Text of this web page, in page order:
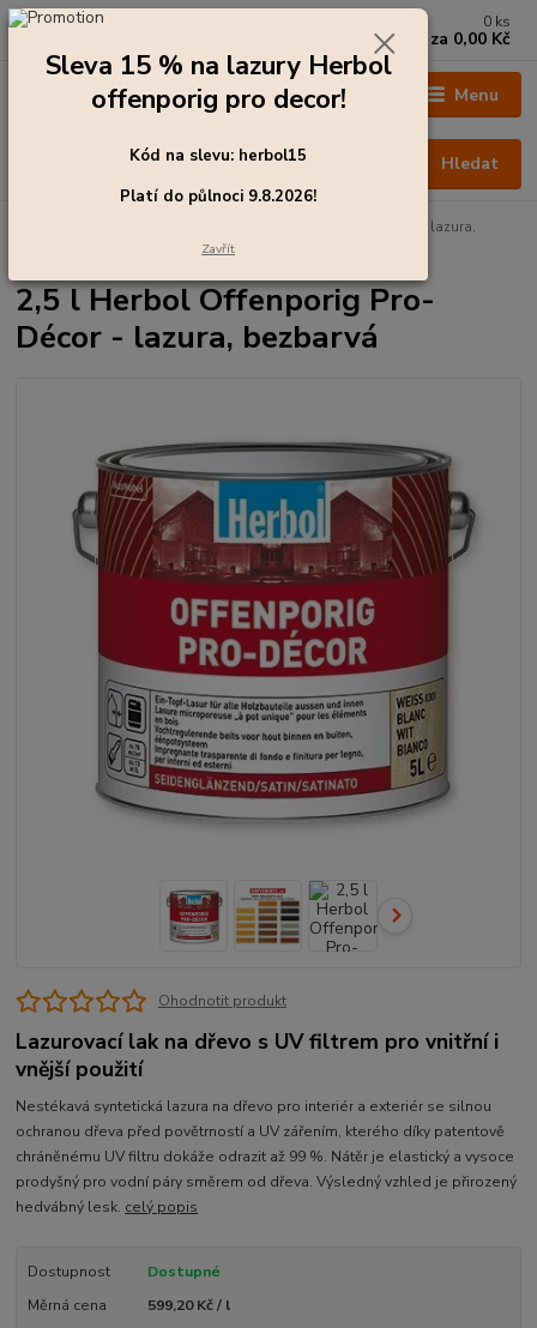
Menu
Hledat
+420 273 136 255
0 ks
za 0,00 Kč
2,5 l Herbol Offenporig Pro-Décor - lazura,
2,5 l Herbol Offenporig Pro-
Décor - lazura, bezbarvá
Ohodnotit produkt
Lazurovací lak na dřevo s UV filtrem pro vnitřní i
vnější použití
Nestékavá syntetická lazura na dřevo pro interiér a exteriér se silnou
ochranou dřeva před povětrností a UV zářením, kterého díky patentově
chráněnému UV filtru dokáže odrazit až 99 %. Nátěr je elastický a vysoce
prodyšný pro vodní páry směrem od dřeva. Výsledný vzhled je přirozený
hedvábný lesk. celý popis
Dostupnost
Dostupné
Měrná cena
599,20 Kč / l
Sleva 15 % na lazury Herbol
offenporig pro decor!
Kód na slevu: herbol15
Platí do půlnoci 9.8.2026!
Zavřít